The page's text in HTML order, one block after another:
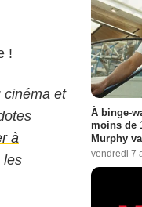
!
cinéma et
à
les
À binge-
moins de
Murphy
vendredi 7